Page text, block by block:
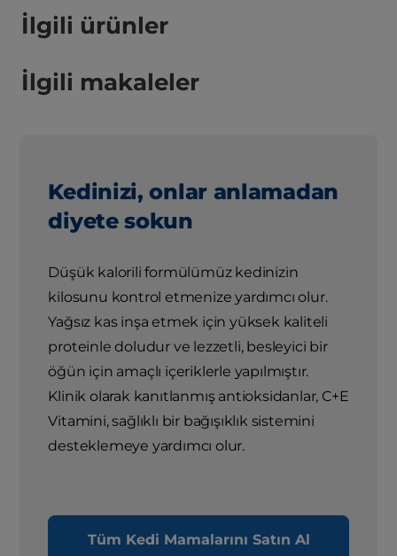
İlgili ürünler
İlgili makaleler
Kedinizi, onlar anlamadan
diyete sokun
Düşük kalorili formülümüz kedinizin
kilosunu kontrol etmenize yardımcı olur.
Yağsız kas inşa etmek için yüksek kaliteli
proteinle doludur ve lezzetli, besleyici bir
öğün için amaçlı içeriklerle yapılmıştır.
Klinik olarak kanıtlanmış antioksidanlar, C+E
Vitamini, sağlıklı bir bağışıklık sistemini
desteklemeye yardımcı olur.
Tüm Kedi Mamalarını Satın Al